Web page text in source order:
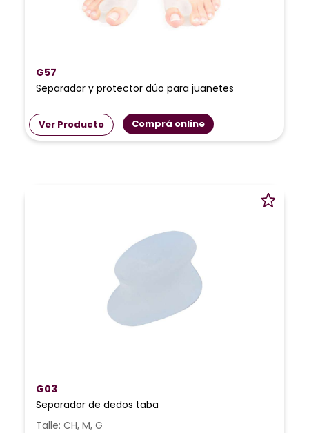
G57
Separador y protector dúo para juanetes
Ver Producto Comprá online
G03
Separador de dedos taba
Talle: CH, M, G